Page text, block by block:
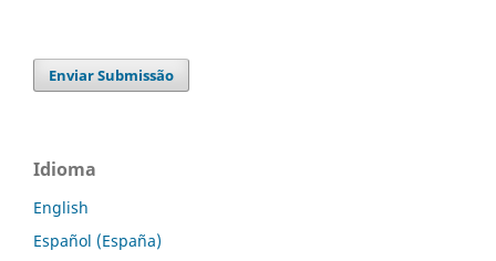
Enviar Submissão
Idioma
English
Español (España)